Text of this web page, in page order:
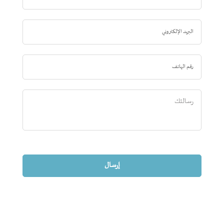
إرسال